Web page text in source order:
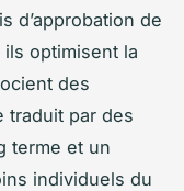
d’approbation de
optimisent la
des
traduit par des
terme et un
individuels du